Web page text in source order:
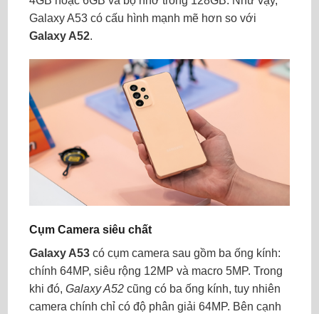
Galaxy A53 có cấu hình mạnh mẽ hơn so với
Galaxy A52.
Cụm Camera siêu chất
Galaxy A53 có cụm camera sau gồm ba ống kính:
chính 64MP, siêu rộng 12MP và macro 5MP. Trong
khi đó, Galaxy A52 cũng có ba ống kính, tuy nhiên
camera chính chỉ có độ phân giải 64MP. Bên cạnh